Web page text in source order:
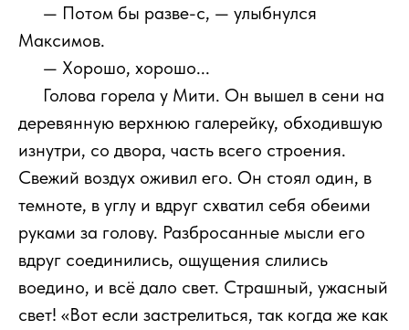
— Потом бы разве-с, — улыбнулся
Максимов.
— Хорошо, хорошо...
Голова горела у Мити. Он вышел в сени на
деревянную верхнюю галерейку, обходившую
изнутри, со двора, часть всего строения.
Свежий воздух оживил его. Он стоял один, в
темноте, в углу и вдруг схватил себя обеими
руками за голову. Разбросанные мысли его
вдруг соединились, ощущения слились
воедино, и всё дало свет. Страшный, ужасный
свет! «Вот если застрелиться, так когда же как